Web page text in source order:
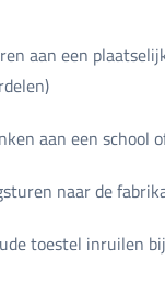
aan een
aan een school
naar de
toestel inruilen